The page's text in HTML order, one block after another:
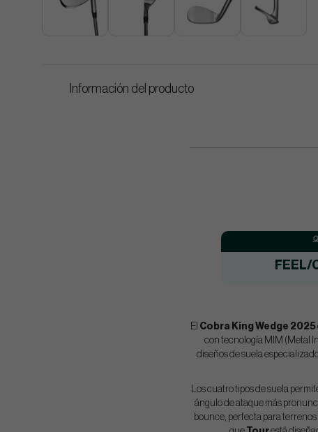
Información del producto
FEEL/
El Cobra King Wedge 2025
con tecnología MIM (Metal
diseños de suela
Los cuatro tipos de suela
ángulo de ataque más
bounce, perfecta para